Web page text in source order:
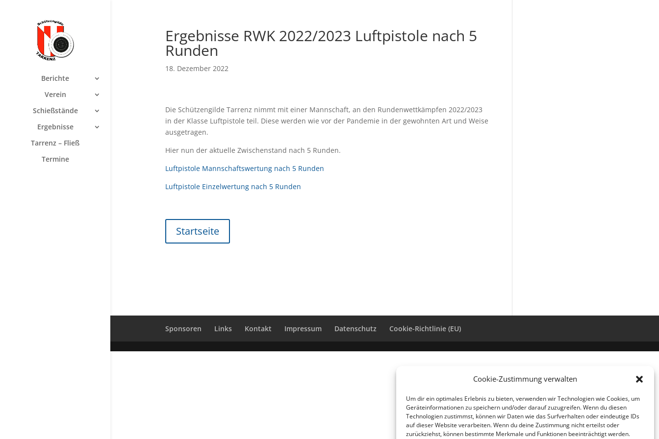
Cookie-Zustimmung verwalten
Um dir ein optimales Erlebnis zu bieten, verwenden wir Technologien wie Cookies, um
Geräteinformationen zu speichern und/oder darauf zuzugreifen. Wenn du diesen
Technologien zustimmst, können wir Daten wie das Surfverhalten oder eindeutige IDs
auf dieser Website verarbeiten. Wenn du deine Zustimmung nicht erteilst oder
zurückziehst, können bestimmte Merkmale und Funktionen beeinträchtigt werden.
Berichte
Verein
Schießstände
Ergebnisse
Tarrenz – Fließ
Termine
Ergebnisse RWK 2022/2023 Luftpistole nach 5
Runden
18. Dezember 2022
Die Schützengilde Tarrenz nimmt mit einer Mannschaft, an den Rundenwettkämpfen 2022/2023
in der Klasse Luftpistole teil. Diese werden wie vor der Pandemie in der gewohnten Art und Weise
ausgetragen.
Hier nun der aktuelle Zwischenstand nach 5 Runden.
Luftpistole Mannschaftswertung nach 5 Runden
Luftpistole Einzelwertung nach 5 Runden
Startseite
Sponsoren Links Kontakt Impressum Datenschutz Cookie-Richtlinie (EU)